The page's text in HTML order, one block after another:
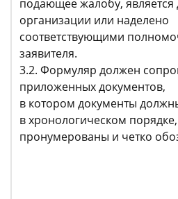
подающее жалобу,
организации или наделено
соответствующими
заявителя.
3.2. Формуляр должен
приложенных документов,
в котором документы
в хронологическом порядке,
пронумерованы и четко